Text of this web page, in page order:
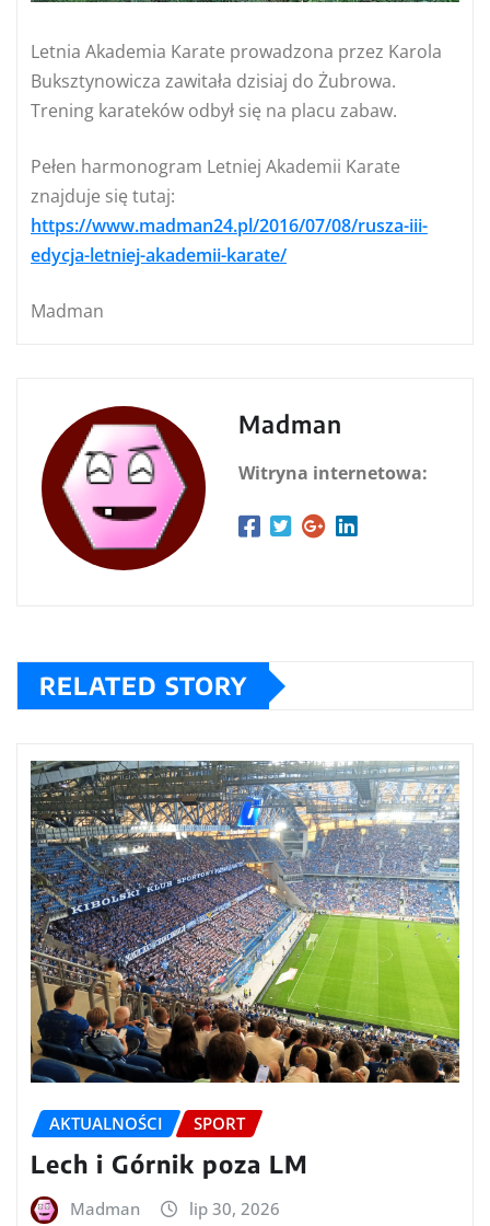
Letnia Akademia Karate prowadzona przez Karola
Buksztynowicza zawitała dzisiaj do Żubrowa.
Trening karateków odbył się na placu zabaw.
Pełen harmonogram Letniej Akademii Karate
znajduje się tutaj:
https://www.madman24.pl/2016/07/08/rusza-iii-
edycja-letniej-akademii-karate/
Madman
Madman
Witryna internetowa:
RELATED STORY
AKTUALNOŚCI SPORT
Lech i Górnik poza LM
Madman lip 30, 2026